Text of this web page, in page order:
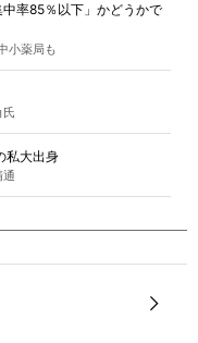
中率85％以下」かどうかで
小薬局も
氏
私大出身
通